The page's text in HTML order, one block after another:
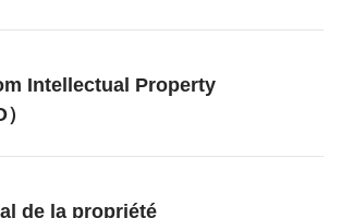
Intellectual Property
de la propriété